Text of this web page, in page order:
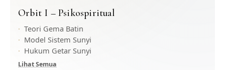
Orbit I – Psikospiritual
Teori Gema Batin
Model Sistem Sunyi
Hukum Getar Sunyi
Lihat Semua